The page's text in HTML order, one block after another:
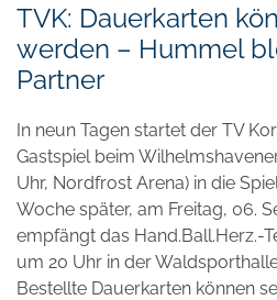
TVK: Dauerkarten
werden – Hummel
Partner
In neun Tagen startet der TV
Gastspiel beim
Uhr, Nordfrost Arena) in die
Woche später, am Freitag, 06.
empfängt das Hand.Ball.Herz.-
um 20 Uhr in der
Bestellte Dauerkarten können